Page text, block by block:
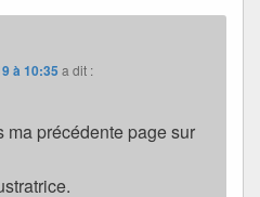
à 10:35 a dit :
ma précédente page sur